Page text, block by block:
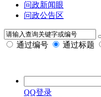
问政新闻眼
问政公告区
通过编号 通过标题
QQ登录